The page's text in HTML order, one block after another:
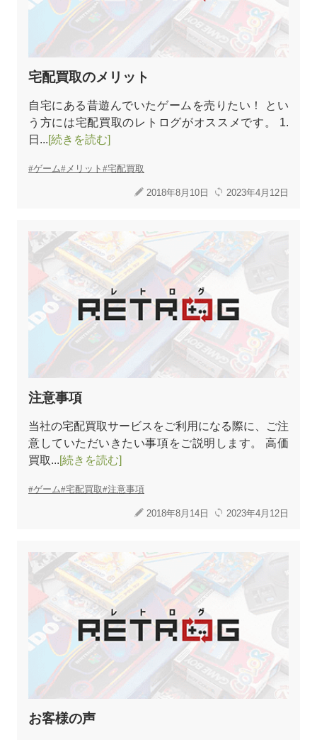
宅配買取のメリット
自宅にある昔遊んでいたゲームを売りたい！ とい
う方には宅配買取のレトログがオススメです。 1.
日...[続きを読む]
ゲーム メリット 宅配買取
2018年8月10日 2023年4月12日
注意事項
当社の宅配買取サービスをご利用になる際に、ご注
意していただいきたい事項をご説明します。 高価
買取...[続きを読む]
ゲーム 宅配買取 注意事項
2018年8月14日 2023年4月12日
お客様の声